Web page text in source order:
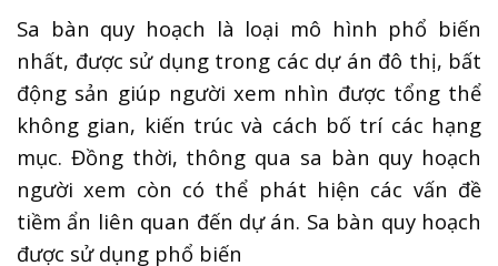
Sa bàn quy hoạch là loại mô hình phổ biến
nhất, được sử dụng trong các dự án đô thị, bất
động sản giúp người xem nhìn được tổng thể
không gian, kiến trúc và cách bố trí các hạng
mục. Đồng thời, thông qua sa bàn quy hoạch
người xem còn có thể phát hiện các vấn đề
tiềm ẩn liên quan đến dự án. Sa bàn quy hoạch
được sử dụng phổ biến